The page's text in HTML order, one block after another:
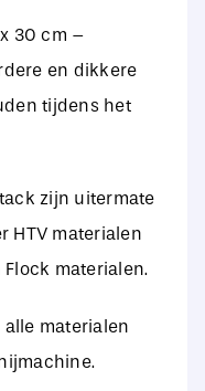
30 cm –
en dikkere
tijdens het
zijn uitermate
HTV materialen
materialen.
materialen